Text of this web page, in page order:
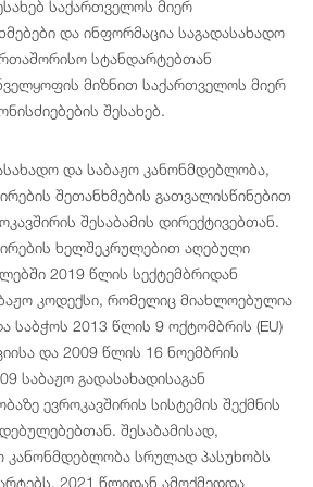
საქართველოს მიერ
და ინფორმაცია საგადასახადო
სტანდარტებთან
მიზნით საქართველოს მიერ
შესახებ.
და საბაჟო კანონმდებლობა,
შეთანხმების გათვალისწინებით
შესაბამის დირექტივებთან.
ხელშეკრულებით აღებული
2019 წლის სექტემბრიდან
კოდექსი, რომელიც მიახლოებულია
საბჭოს 2013 წლის 9 ოქტომბრის (EU)
და 2009 წლის 16 ნოემბრის
საბაჟო გადასახადისაგან
ევროკავშირის სისტემის შექმნის
შესაბამისად,
კანონმდებლობა სრულად პასუხობს
2021 წლიდან ამოქმედდა